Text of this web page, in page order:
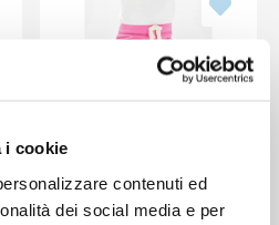
i cookie
contenuti ed
dei social media e per